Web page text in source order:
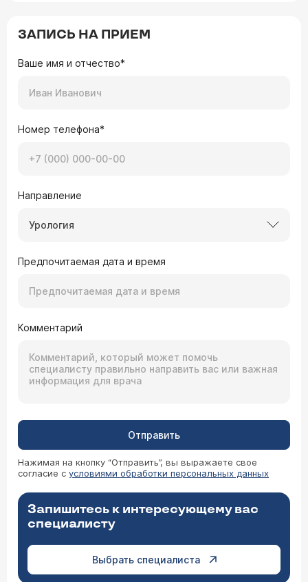
ЗАПИСЬ НА ПРИЕМ
Ваше имя и отчество*
Номер телефона*
Направление
Урология
Предпочитаемая дата и время
Комментарий
Отправить
Нажимая на кнопку “Отправить”, вы выражаете свое
согласие с условиями обработки персональных данных
Запишитесь к интересующему вас
специалисту
Выбрать специалиста